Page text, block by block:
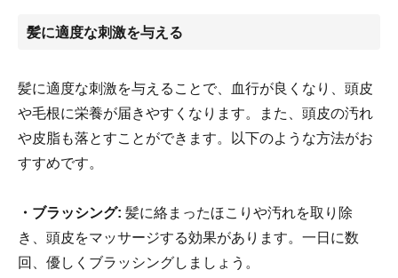
髪に適度な刺激を与える
髪に適度な刺激を与えることで、血行が良くなり、頭皮
や毛根に栄養が届きやすくなります。また、頭皮の汚れ
や皮脂も落とすことができます。以下のような方法がお
すすめです。
・ブラッシング: 髪に絡まったほこりや汚れを取り除
き、頭皮をマッサージする効果があります。一日に数
回、優しくブラッシングしましょう。